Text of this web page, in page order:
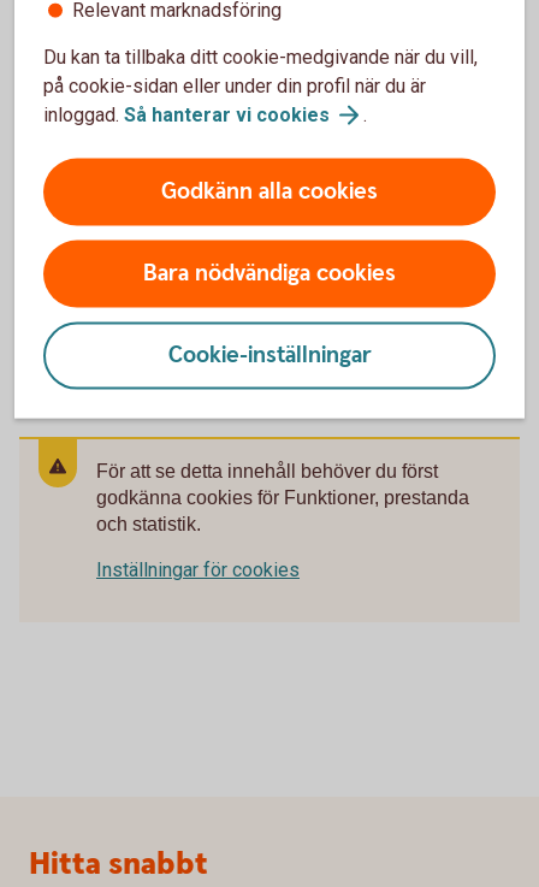
Teckningsregler och
hälsoprövning
För att omfattas av premiebefrielse, sjukförsäkring
eller garanterat efterlevandeskydd måste den
försäkrade klara Swedbank Försäkrings
hälsoprövning.
Teckningsregler ochhälsoprövning
För att se detta innehåll behöver du först
godkänna cookies för Funktioner, prestanda
och statistik.
Inställningar för cookies
Relevant marknadsföring
Du kan ta tillbaka ditt cookie-medgivande när du vill,
på cookie-sidan eller under din profil när du är
inloggad. Så hanterar vi cookies .
Godkänn alla cookies
Bara nödvändiga cookies
Cookie-inställningar
Sidfot
Hitta snabbt